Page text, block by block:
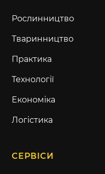
Рослинництво
Тваринництво
Практика
Технології
Економіка
Логістика
СЕРВІСИ